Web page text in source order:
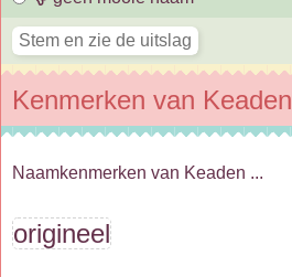
Kenmerken van Keaden
Naamkenmerken van Keaden ...
origineel